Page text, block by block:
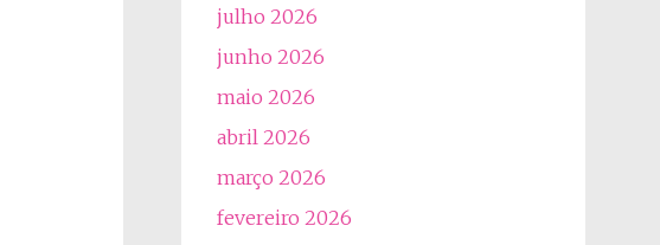
julho 2026
junho 2026
maio 2026
abril 2026
março 2026
fevereiro 2026